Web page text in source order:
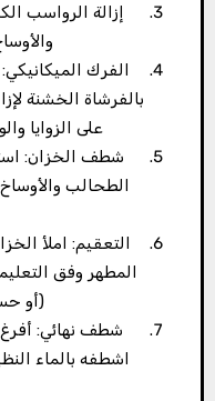
إزالة الرواسب
الفرك
بالفرشاة الخشنة
على الزوايا
شطف الخزان:
الطحالب والأوساخ
التعقيم: املأ
المطهر وفق
(أو
شطف نهائي:
اشطفه بالماء